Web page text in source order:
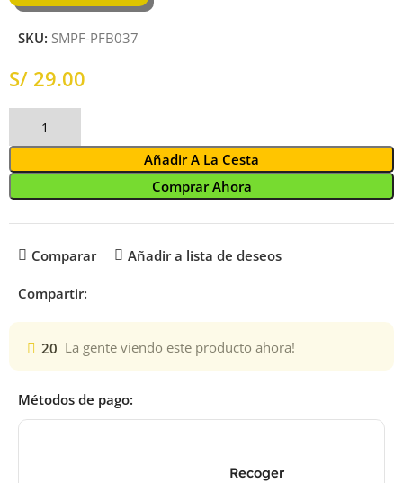
SKU: SMPF-PFB037
S/
Añadir A La Cesta
Comprar Ahora
Comparar Añadir a lista de deseos
Compartir:
20 La gente viendo este producto ahora!
Métodos de pago:
Recoger